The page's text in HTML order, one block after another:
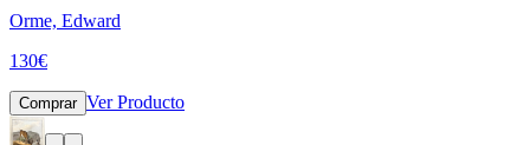
Orme, Edward
130€
Comprar Ver Producto